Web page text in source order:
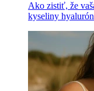
Ako zistiť, že
kyseliny